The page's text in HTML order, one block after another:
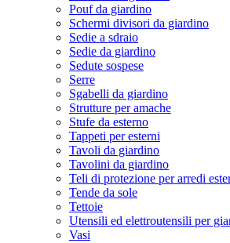
Pouf da giardino
Schermi divisori da giardino
Sedie a sdraio
Sedie da giardino
Sedute sospese
Serre
Sgabelli da giardino
Strutture per amache
Stufe da esterno
Tappeti per esterni
Tavoli da giardino
Tavolini da giardino
Teli di protezione per arredi
Tende da sole
Tettoie
Utensili ed elettroutensili per
Vasi